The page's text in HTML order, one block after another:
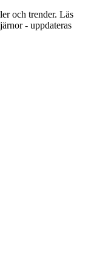
och trender. Läs
- uppdateras